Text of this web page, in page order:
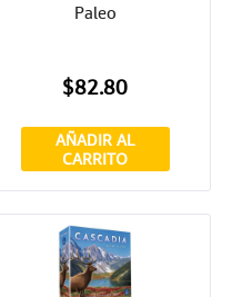
Paleo
$82.80
AÑADIR AL
CARRITO